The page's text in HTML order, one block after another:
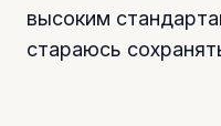
высоким
стараюсь